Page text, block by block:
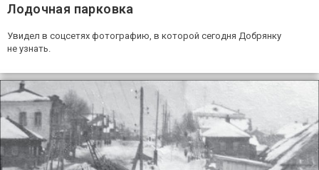
Лодочная парковка
Увидел в соцсетях фотографию, в которой сегодня Добрянку
не узнать.